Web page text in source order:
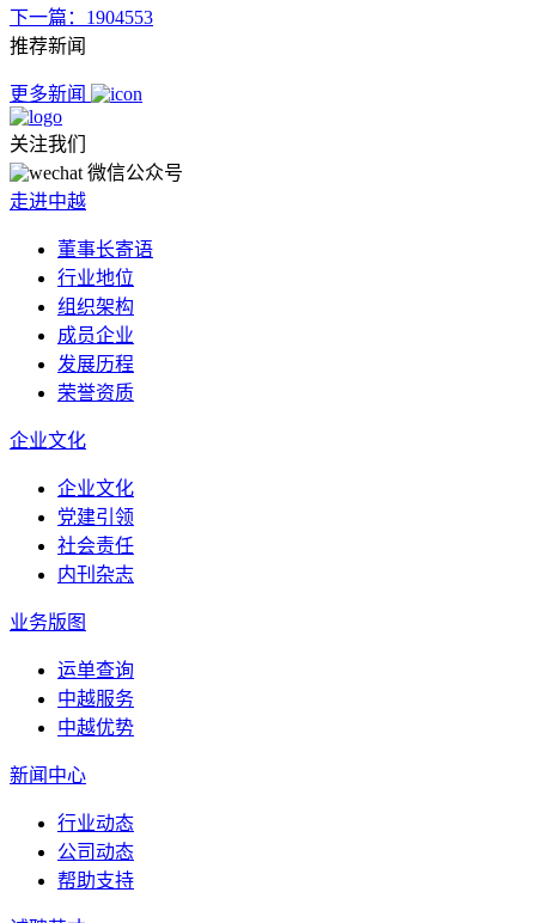
下一篇：1904553
推荐新闻
更多新闻
关注我们
微信公众号
走进中越
董事长寄语
行业地位
组织架构
成员企业
发展历程
荣誉资质
企业文化
企业文化
党建引领
社会责任
内刊杂志
业务版图
运单查询
中越服务
中越优势
新闻中心
行业动态
公司动态
帮助支持